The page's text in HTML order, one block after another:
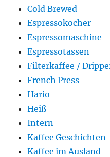
Cold Brewed
Espressokocher
Espressomaschine
Espressotassen
Filterkaffee /
French Press
Hario
Heiß
Intern
Kaffee Geschichten
Kaffee im Ausland